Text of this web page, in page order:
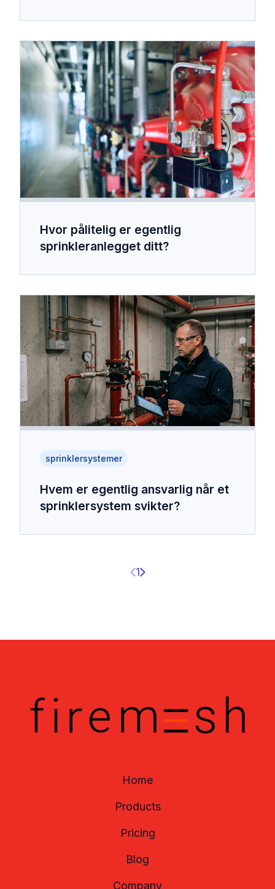
Hvor pålitelig er egentlig
sprinkleranlegget ditt?
sprinklersystemer
Hvem er egentlig ansvarlig når et
sprinklersystem svikter?
Previous page
1 Next page
Home
Products
Pricing
Blog
Company